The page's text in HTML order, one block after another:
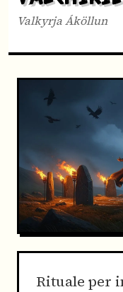
Valkyrja Áköllun
Rituale per